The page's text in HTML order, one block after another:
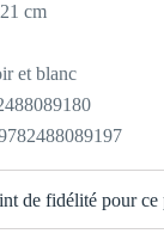
cm
et blanc
de fidélité pour ce